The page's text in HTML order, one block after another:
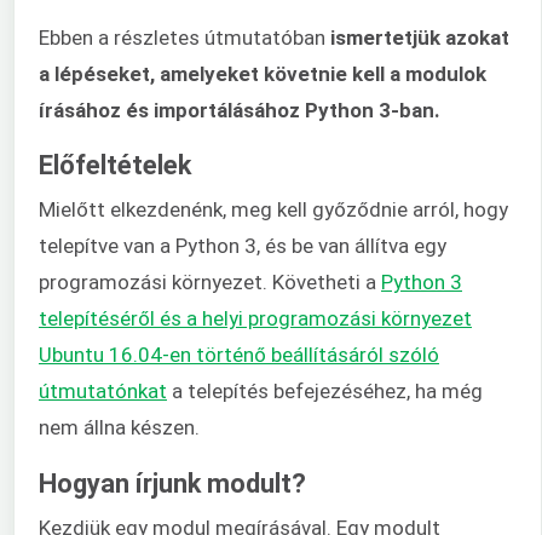
Ebben a részletes útmutatóban ismertetjük azokat
a lépéseket, amelyeket követnie kell a modulok
írásához és importálásához Python 3-ban.
Előfeltételek
Mielőtt elkezdenénk, meg kell győződnie arról, hogy
telepítve van a Python 3, és be van állítva egy
programozási környezet. Követheti a Python 3
telepítéséről és a helyi programozási környezet
Ubuntu 16.04-en történő beállításáról szóló
útmutatónkat a telepítés befejezéséhez, ha még
nem állna készen.
Hogyan írjunk modult?
Kezdjük egy modul megírásával. Egy modult